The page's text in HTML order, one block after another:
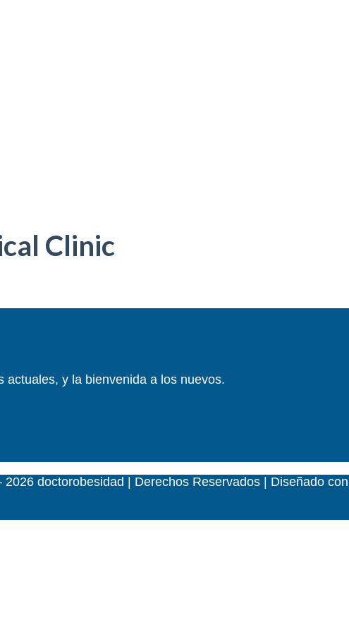
Clinic
actuales, y la bienvenida a los nuevos.
2026 doctorobesidad | Derechos Reservados | Diseñado